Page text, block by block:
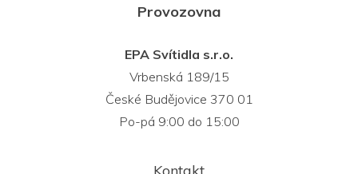
Provozovna
EPA Svítidla s.r.o.
Vrbenská 189/15
České Budějovice 370 01
Po-pá 9:00 do 15:00
Kontakt